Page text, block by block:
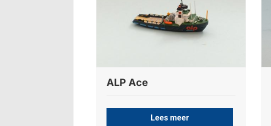
ALP Ace
Lees meer